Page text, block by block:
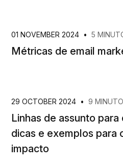
01 NOVEMBER 2024 • 5
Métricas de email
29 OCTOBER 2024 • 9
Linhas de assunto
dicas e exemplos para
impacto